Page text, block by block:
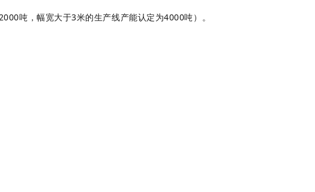
吨，幅宽大于3米的生产线产能认定为4000吨）。